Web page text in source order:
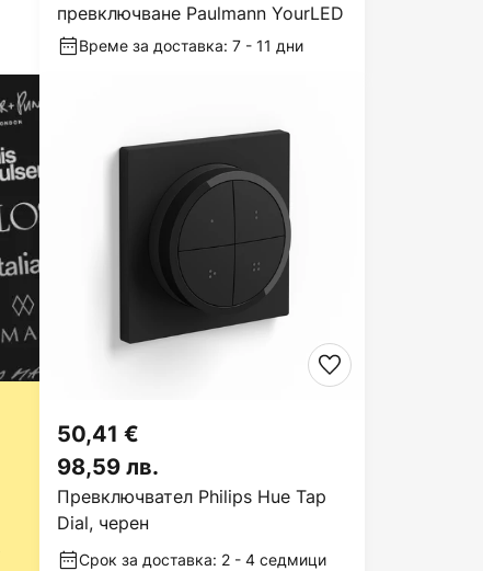
превключване Paulmann YourLED
Време за доставка: 7 - 11 дни
Превключвател Philips Hue Tap
Dial, черен
50,41 €
98,59 лв.
Срок за доставка: 2 - 4 седмици